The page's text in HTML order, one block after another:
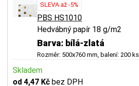
SLEVA až -5%
PBS HS1010
Hedvábný papír 18 g/m2
Barva: bílá-zlatá
Rozměr: 500x760 mm, balení: 200 ks
Skladem
od 4,47 Kč bez DPH